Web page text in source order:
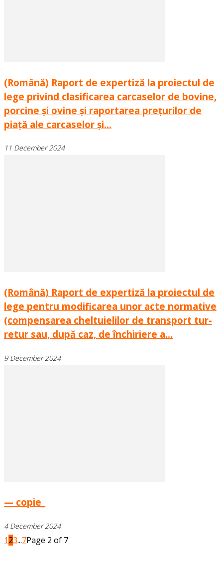
(Română) Raport de expertiză la proiectul de
lege privind clasificarea carcaselor de bovine,
porcine și ovine și raportarea prețurilor de
piață ale carcaselor și...
11 December 2024
(Română) Raport de expertiză la proiectul de
lege pentru modificarea unor acte normative
(compensarea cheltuielilor de transport tur-
retur sau, după caz, de închiriere a...
9 December 2024
— copie_
4 December 2024
123...7Page 2 of 7